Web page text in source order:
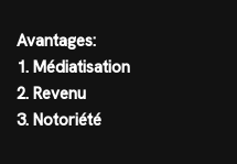
Avantages:
1. Médiatisation
2. Revenu
3. Notoriété